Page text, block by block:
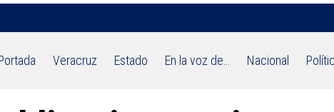
Veracruz Estado En la voz de… Nacional